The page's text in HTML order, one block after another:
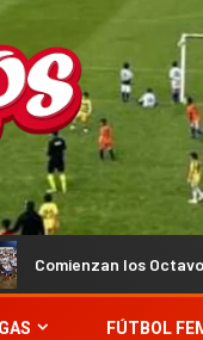
de Final del
FÚTBOL